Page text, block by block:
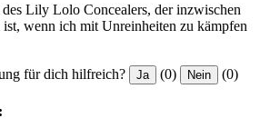
Lily Lolo Concealers, der inzwischen
wenn ich mit Unreinheiten zu kämpfen
für dich hilfreich? Ja (0) Nein (0)